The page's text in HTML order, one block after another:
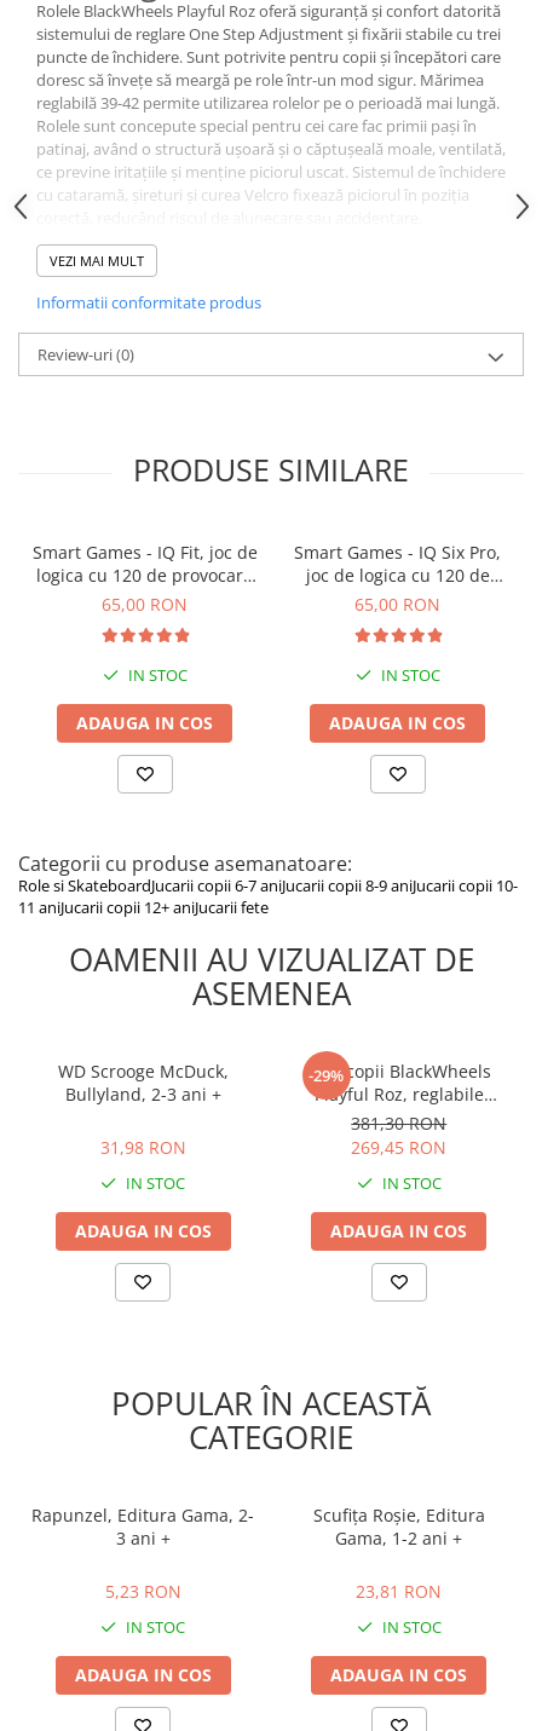
Rolele BlackWheels Playful Roz oferă siguranță și confort datorită
sistemului de reglare One Step Adjustment și fixării stabile cu trei
puncte de închidere. Sunt potrivite pentru copii și începători care
doresc să învețe să meargă pe role într-un mod sigur. Mărimea
reglabilă 39-42 permite utilizarea rolelor pe o perioadă mai lungă.
Rolele sunt concepute special pentru cei care fac primii pași în
patinaj, având o structură ușoară și o căptușeală moale, ventilată,
ce previne iritațiile și menține piciorul uscat. Sistemul de închidere
cu cataramă, șireturi și curea Velcro fixează piciorul în poziția
Copiii pot ajusta rapid mărimea rolelor fără unelte, datorită
sistemului One Step Adjustment și marcajelor gravate pentru
flexibilă din compozit, oferă control bun și ușurează virajele.
Frâna de pe rola dreaptă permite opriri rapide și sigure.
Specificații:
Mărime reglabilă: 39-42
Căptușeală moale, ventilată
VEZI MAI MULT
Informatii conformitate produs
Review-uri(0)
PRODUSE SIMILARE
Smart Games - IQ Fit, joc de
logica cu 120 de provocari,
6+ ani
65,00 RON
IN STOC
ADAUGA IN COS
Smart Games - IQ Six Pro,
joc de logica cu 120 de
provocari, 8+ ani
65,00 RON
IN STOC
ADAUGA IN COS
Categorii cu produse asemanatoare:
Role si SkateboardJucarii copii 6-7 aniJucarii copii 8-9 aniJucarii copii 10-
11 aniJucarii copii 12+ aniJucarii fete
OAMENII AU VIZUALIZAT DE
ASEMENEA
WD Scrooge McDuck,
Bullyland, 2-3 ani +
31,98 RON
IN STOC
ADAUGA IN COS
-29%
Role copii BlackWheels
Playful Roz, reglabile
marime 36-39
381,30 RON
269,45 RON
IN STOC
ADAUGA IN COS
POPULAR ÎN ACEASTĂ
CATEGORIE
Rapunzel, Editura Gama, 2-
3 ani +
5,23 RON
IN STOC
ADAUGA IN COS
Scufița Roșie, Editura
Gama, 1-2 ani +
23,81 RON
IN STOC
ADAUGA IN COS